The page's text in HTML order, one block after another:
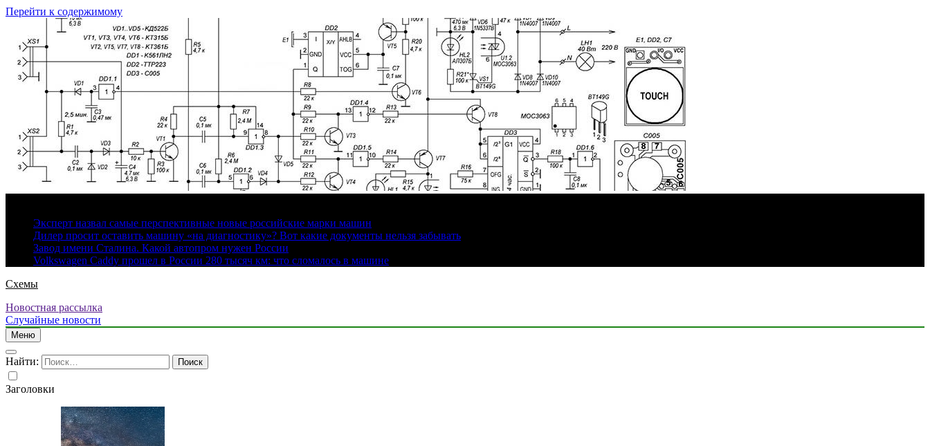
Перейти к содержимому
Эксперт назвал самые перспективные новые российские марки машин
Дилер просит оставить машину «на диагностику»? Вот какие документы нельзя забывать
Завод имени Сталина. Какой автопром нужен России
Volkswagen Caddy прошел в России 280 тысяч км: что сломалось в машине
Схемы
Новостная рассылка
Случайные новости
Меню
Найти:
Заголовки